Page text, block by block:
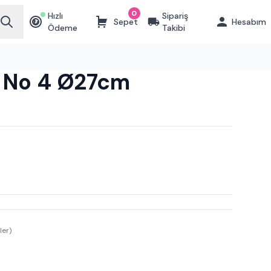
₺
Hızlı
Ödeme
Sepet
0
Sipariş
Takibi
Hesabım
No 4 Ø27cm